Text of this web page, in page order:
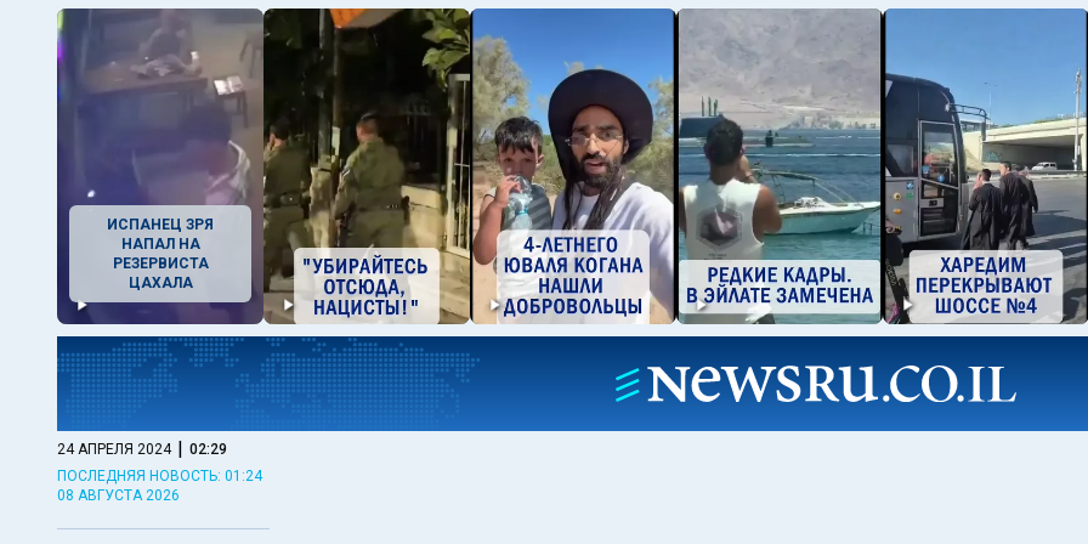
ИСПАНЕЦ ЗРЯ
НАПАЛ НА
РЕЗЕРВИСТА
ЦАХАЛА
24 АПРЕЛЯ 2024 | 02:29
ПОСЛЕДНЯЯ НОВОСТЬ: 01:24
08 АВГУСТА 2026